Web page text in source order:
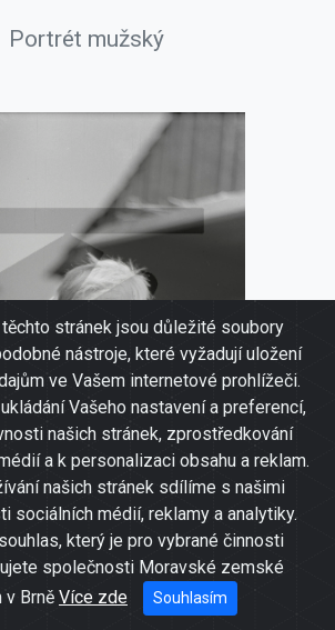
stránek jsou důležité soubory
nástroje, které vyžadují uložení
ve Vašem internetové prohlížeči.
Vašeho nastavení a preferencí,
našich stránek, zprostředkování
a k personalizaci obsahu a reklam.
našich stránek sdílíme s našimi
sociálních médií, reklamy a analytiky.
který je pro vybrané činnosti
společnosti Moravské zemské
v Brně Více zde Souhlasím
Portrét mužský
Portrét mužský